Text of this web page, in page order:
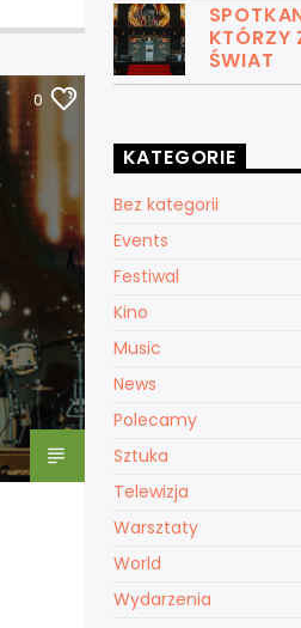
0
KTÓRZY
ŚWIAT
KATEGORIE
Bez kategorii
Events
Festiwal
Kino
Music
News
Polecamy
Sztuka
Telewizja
Warsztaty
World
Wydarzenia